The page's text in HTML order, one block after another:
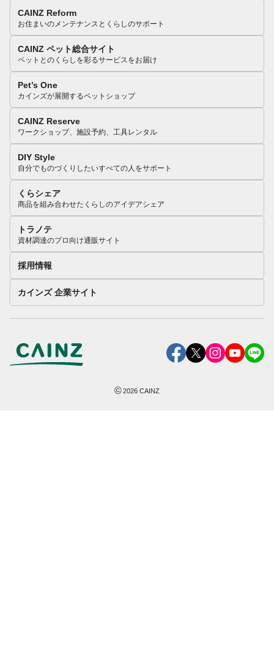
CAINZ Reform
お住まいのメンテナンスとくらしのサポート
CAINZ ペット総合サイト
ペットとのくらしを彩るサービスをお届け
Pet’s One
カインズが展開するペットショップ
CAINZ Reserve
ワークショップ、施設予約、工具レンタル
DIY Style
自分でものづくりしたいすべての人をサポート
くらシェア
商品を組み合わせたくらしのアイデアシェア
トラノテ
資材調達のプロ向け通販サイト
採用情報
カインズ 企業サイト
©2026 CAINZ